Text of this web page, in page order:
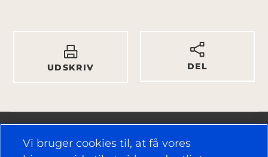
UDSKRIV DEL
Vi bruger cookies til, at få vores